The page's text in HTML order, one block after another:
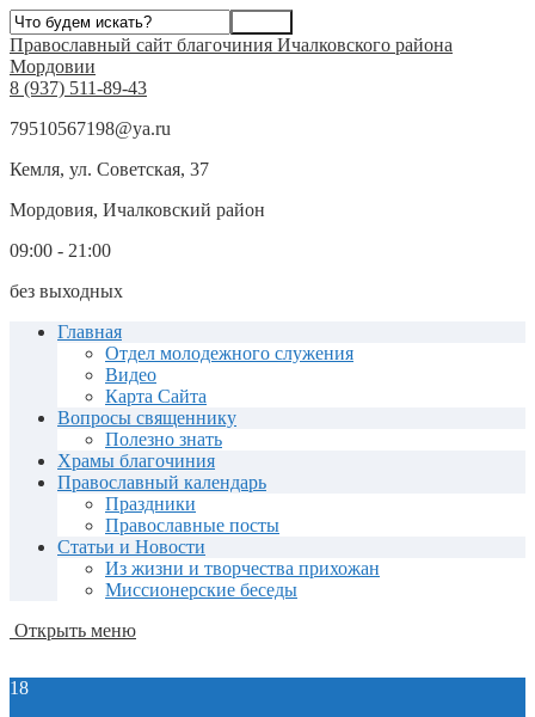
Православный сайт благочиния Ичалковского района
Мордовии
8 (937) 511-89-43
79510567198@ya.ru
Кемля, ул. Советская, 37
Мордовия, Ичалковский район
09:00 - 21:00
без выходных
Главная
Отдел молодежного служения
Видео
Карта Сайта
Вопросы священнику
Полезно знать
Храмы благочиния
Православный календарь
Праздники
Православные посты
Статьи и Новости
Из жизни и творчества прихожан
Миссионерские беседы
Открыть меню
18